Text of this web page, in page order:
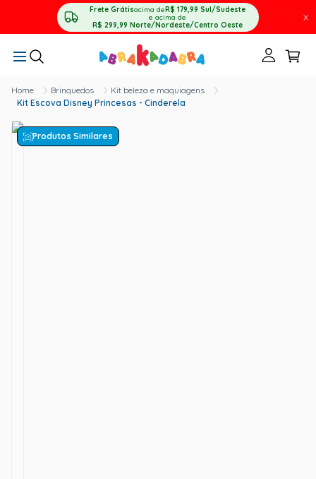
Frete Grátisacima deR$ 179,99 Sul/Sudeste
e acima de
R$ 299,99 Norte/Nordeste/Centro Oeste
X
Brinquedos
Kit beleza e maquiagens
Kit Escova Disney Princesas - Cinderela
Produtos Similares